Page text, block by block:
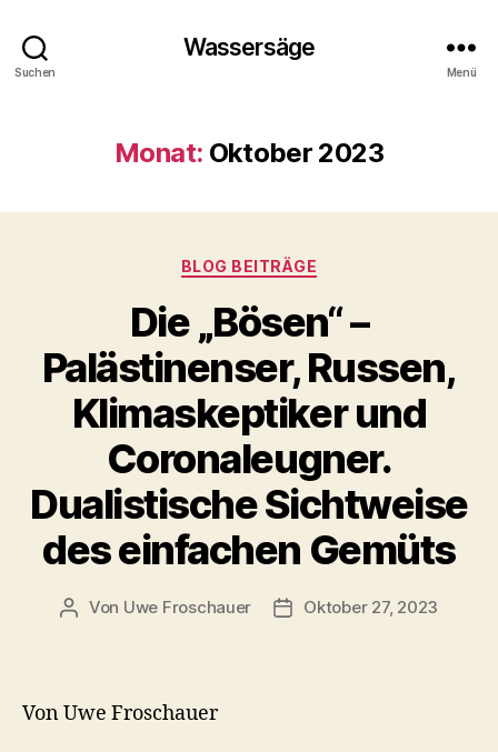
Suchen
Wassersäge
Menü
Monat: Oktober 2023
Kategorien
BLOG BEITRÄGE
Die „Bösen“ –
Palästinenser, Russen,
Klimaskeptiker und
Coronaleugner.
Dualistische Sichtweise
des einfachen Gemüts
Beitragsautor
Von Uwe Froschauer Beitragsdatum
Oktober 27, 2023
Von Uwe Froschauer